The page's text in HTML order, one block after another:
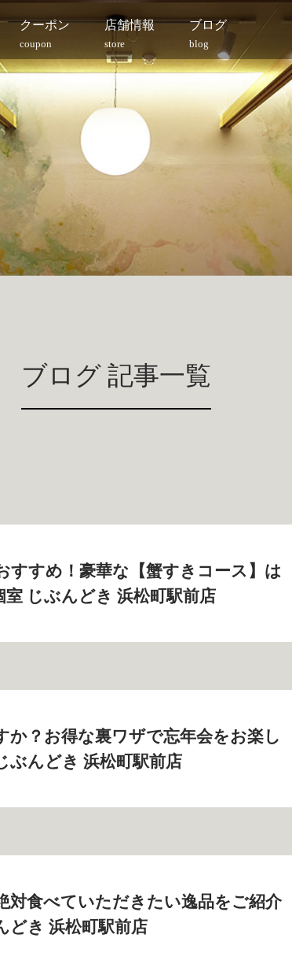
クーポン
coupon
店舗情報
store
ブログ
blog
ブログ 記事一覧
すすめ！豪華な【蟹すきコース】は
じぶんどき 浜松町駅前店
か？お得な裏ワザで忘年会をお楽し
ぶんどき 浜松町駅前店
対食べていただきたい逸品をご紹介
どき 浜松町駅前店